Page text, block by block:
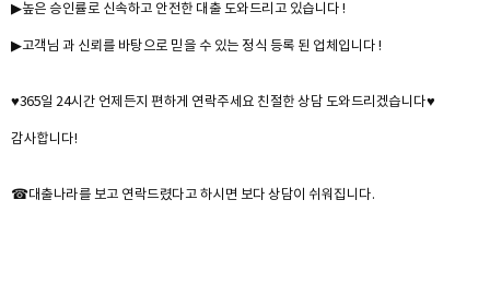
▶높은 승인률로 신속하고 안전한 대출 도와드리고 있습니다 !
▶고객님 과 신뢰를 바탕으로 믿을 수 있는 정식 등록 된 업체입니다 !
♥365일 24시간 언제든지 편하게 연락주세요 친절한 상담 도와드리겠습니다♥
감사합니다!
☎대출나라를 보고 연락드렸다고 하시면 보다 상담이 쉬워집니다.